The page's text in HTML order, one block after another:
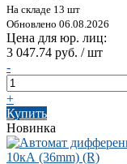
На складе 13 шт
Обновлено 06.08.2026
Цена для юр. лиц:
3 047.74 руб. / шт
-
+
Купить
Новинка